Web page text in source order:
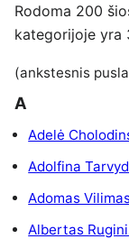
Rodoma 200
kategorijoje yra
(ankstesnis
A
Adelė
Adolfina
Adomas
Albertas